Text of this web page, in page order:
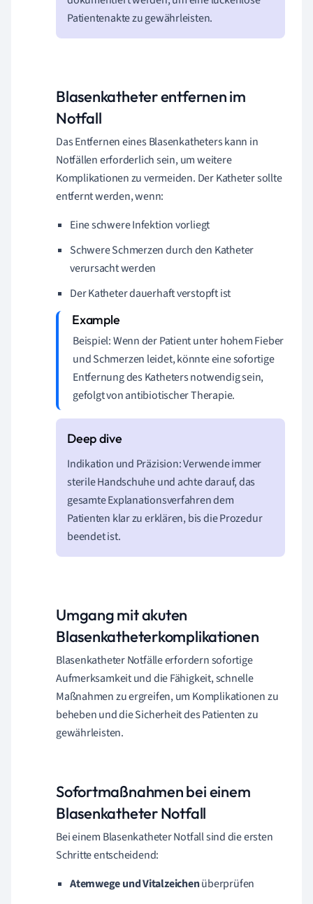
Patientenakte zu gewährleisten.
Blasenkatheter entfernen im
Notfall
Das Entfernen eines Blasenkatheters kann in
Notfällen erforderlich sein, um weitere
Komplikationen zu vermeiden. Der Katheter sollte
entfernt werden, wenn:
Eine schwere Infektion vorliegt
Schwere Schmerzen durch den Katheter
verursacht werden
Der Katheter dauerhaft verstopft ist
Beispiel: Wenn der Patient unter hohem Fieber
und Schmerzen leidet, könnte eine sofortige
Entfernung des Katheters notwendig sein,
gefolgt von antibiotischer Therapie.
Indikation und Präzision: Verwende immer
sterile Handschuhe und achte darauf, das
gesamte Explanationsverfahren dem
Patienten klar zu erklären, bis die Prozedur
beendet ist.
Umgang mit akuten
Blasenkatheterkomplikationen
Blasenkatheter Notfälle erfordern sofortige
Aufmerksamkeit und die Fähigkeit, schnelle
Maßnahmen zu ergreifen, um Komplikationen zu
beheben und die Sicherheit des Patienten zu
gewährleisten.
Sofortmaßnahmen bei einem
Blasenkatheter Notfall
Bei einem Blasenkatheter Notfall sind die ersten
Schritte entscheidend:
Atemwege und Vitalzeichenüberprüfen